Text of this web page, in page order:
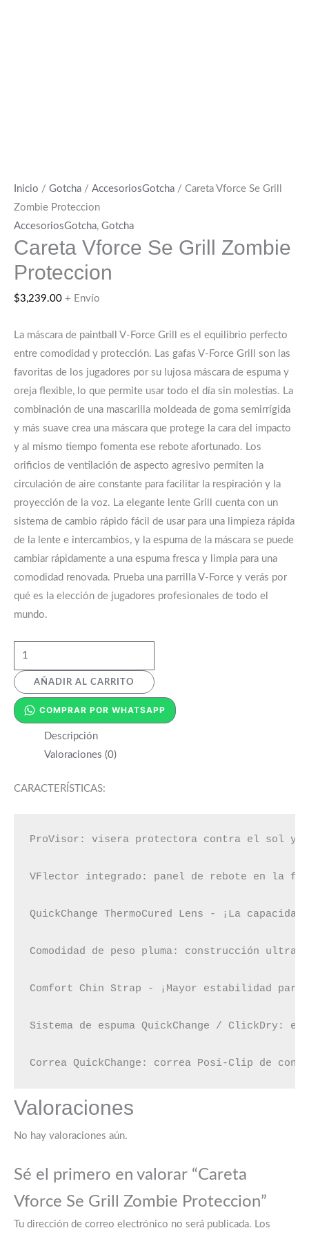
Inicio / Gotcha / AccesoriosGotcha / Careta Vforce Se Grill
Zombie Proteccion
AccesoriosGotcha, Gotcha
Careta Vforce Se Grill Zombie
Proteccion
$3,239.00 + Envío
La máscara de paintball V-Force Grill es el equilibrio perfecto
entre comodidad y protección. Las gafas V-Force Grill son las
favoritas de los jugadores por su lujosa máscara de espuma y
oreja flexible, lo que permite usar todo el día sin molestias. La
combinación de una mascarilla moldeada de goma semirrígida
y más suave crea una máscara que protege la cara del impacto
y al mismo tiempo fomenta ese rebote afortunado. Los
orificios de ventilación de aspecto agresivo permiten la
circulación de aire constante para facilitar la respiración y la
proyección de la voz. La elegante lente Grill cuenta con un
sistema de cambio rápido fácil de usar para una limpieza rápida
de la lente e intercambios, y la espuma de la máscara se puede
cambiar rápidamente a una espuma fresca y limpia para una
comodidad renovada. Prueba una parrilla V-Force y verás por
qué es la elección de jugadores profesionales de todo el
mundo.
AÑADIR AL CARRITO
COMPRAR POR WHATSAPP
Descripción
Valoraciones (0)
CARACTERÍSTICAS:
ProVisor: visera protectora contra el sol y
VFlector integrado: panel de rebote en la
QuickChange ThermoCured Lens - ¡La
Comodidad de peso pluma: construcción
Comfort Chin Strap - ¡Mayor estabilidad para
Sistema de espuma QuickChange / ClickDry:
Correa QuickChange: correa Posi-Clip de
Valoraciones
No hay valoraciones aún.
Sé el primero en valorar “Careta
Vforce Se Grill Zombie Proteccion”
Tu dirección de correo electrónico no será publicada. Los